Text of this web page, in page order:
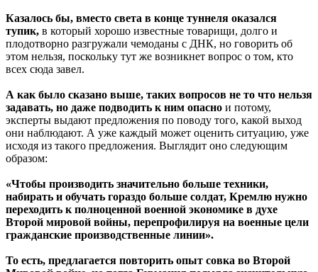
Казалось бы, вместо света в конце туннеля оказался
тупик, в который хорошо известные товарищи, долго и
плодотворно разгружали чемоданы с ДНК, но говорить об
этом нельзя, поскольку тут же возникнет вопрос о том, кто
всех сюда завел.
А как было сказано выше, таких вопросов не то что нельзя
задавать, но даже подводить к ним опасно и потому,
эксперты выдают предложения по поводу того, какой выход
они наблюдают. А уже каждый может оценить ситуацию, уже
исходя из такого предложения. Выглядит оно следующим
образом:
«Чтобы производить значительно больше техники,
набирать и обучать гораздо больше солдат, Кремлю нужно
переходить к полноценной военной экономике в духе
Второй мировой войны, перепрофилируя на военные цели
гражданские производственные линии».
То есть, предлагается повторить опыт совка во Второй